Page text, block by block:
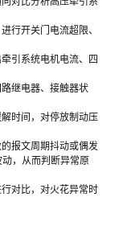
行开关门电流超限、
引系统电机电流、四
继电器、接触器状
时间，对停放制动压
报文周期抖动或偶发
，从而判断异常原
对比，对火花异常时